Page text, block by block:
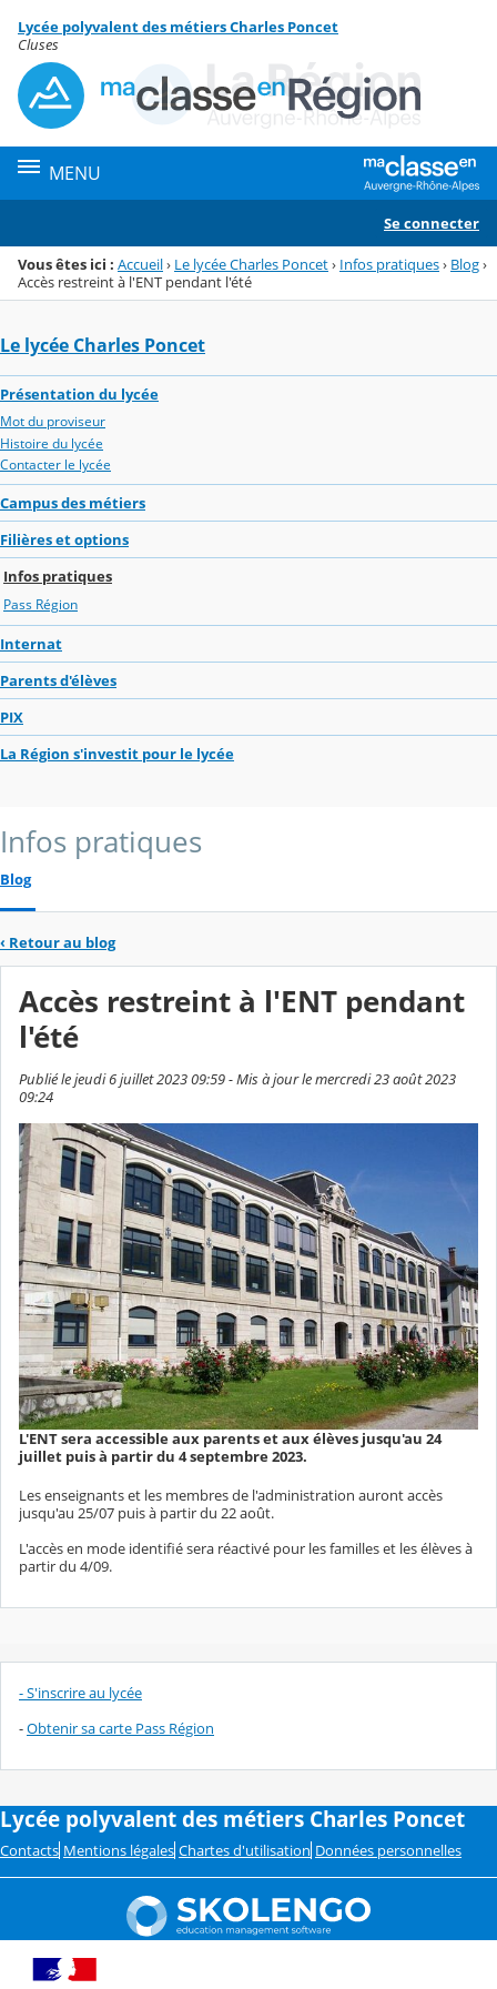
Menu de la rubrique
Contenu
Lycée polyvalent des métiers Charles Poncet
Cluses
MENU
Se connecter
Vous êtes ici : Accueil› Le lycée Charles Poncet› Infos pratiques› Blog›
Accès restreint à l'ENT pendant l'été
Le lycée Charles Poncet
Présentation du lycée
Mot du proviseur
Histoire du lycée
Contacter le lycée
Campus des métiers
Filières et options
Infos pratiques
Pass Région
Internat
Parents d'élèves
PIX
La Région s'investit pour le lycée
Infos pratiques
Blog
‹ Retour au blog
Accès restreint à l'ENT pendant
l'été
Publié le jeudi 6 juillet 2023 09:59 - Mis à jour le mercredi 23 août 2023
09:24
L'ENT sera accessible aux parents et aux élèves jusqu'au 24
juillet puis à partir du 4 septembre 2023.
Les enseignants et les membres de l'administration auront accès
jusqu'au 25/07 puis à partir du 22 août.
L'accès en mode identifié sera réactivé pour les familles et les élèves à
partir du 4/09.
- S'inscrire au lycée
-Obtenir sa carte Pass Région
Lycée polyvalent des métiers Charles Poncet
Contacts Mentions légales Chartes d'utilisation Données personnelles